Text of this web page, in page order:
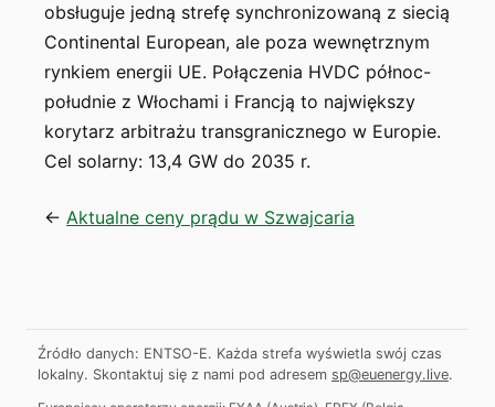
obsługuje jedną strefę synchronizowaną z siecią
Continental European, ale poza wewnętrznym
rynkiem energii UE. Połączenia HVDC północ-
południe z Włochami i Francją to największy
korytarz arbitrażu transgranicznego w Europie.
Cel solarny: 13,4 GW do 2035 r.
← Aktualne ceny prądu w Szwajcaria
Źródło danych: ENTSO-E. Każda strefa wyświetla swój czas
lokalny. Skontaktuj się z nami pod adresem sp@euenergy.live.